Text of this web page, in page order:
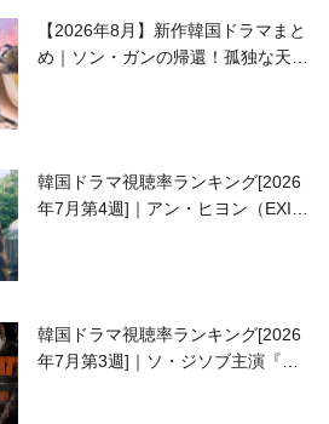
【2026年8月】新作韓国ドラマまと
め｜ソン・ガンの帰還！孤独な天才
韓国ドラマ視聴率ランキング[2026
年7月第4週]｜アン・ヒヨン（EXID
韓国ドラマ視聴率ランキング[2026
年7月第3週]｜ソ・ジソブ主演『エ